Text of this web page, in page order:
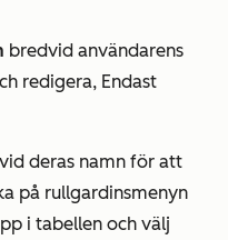
bredvid användarens
redigera, Endast
deras namn för att
på rullgardinsmenyn
i tabellen och välj